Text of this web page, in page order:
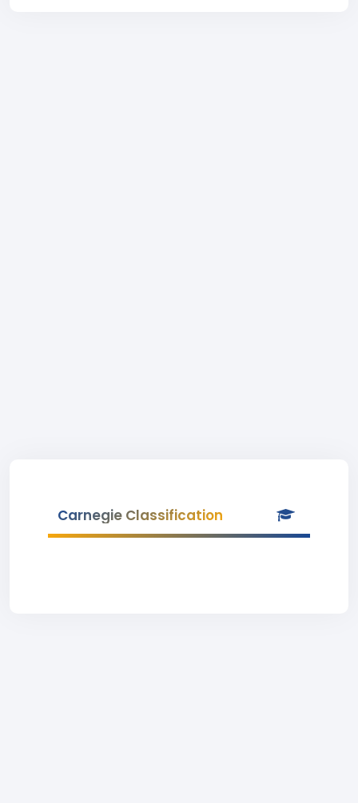
Carnegie Classification